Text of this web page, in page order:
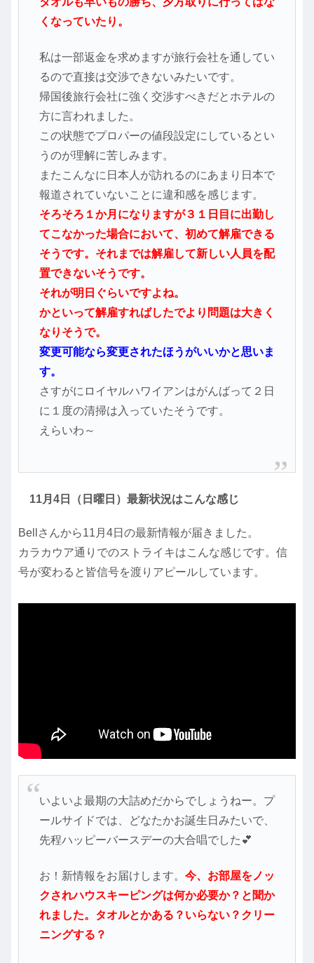
くなっていたり。
私は一部返金を求めますが旅行会社を通してい
るので直接は交渉できないみたいです。
帰国後旅行会社に強く交渉すべきだとホテルの
方に言われました。
この状態でプロパーの値段設定にしているとい
うのが理解に苦しみます。
またこんなに日本人が訪れるのにあまり日本で
報道されていないことに違和感を感じます。
そろそろ１か月になりますが３１日目に出勤し
てこなかった場合において、初めて解雇できる
そうです。それまでは解雇して新しい人員を配
置できないそうです。
それが明日ぐらいですよね。
かといって解雇すればしたでより問題は大きく
なりそうで。
変更可能なら変更されたほうがいいかと思いま
す。
さすがにロイヤルハワイアンはがんばって２日
に１度の清掃は入っていたそうです。
えらいわ～
11月4日（日曜日）最新状況はこんな感じ
Bellさんから11月4日の最新情報が届きました。
カラカウア通りでのストライキはこんな感じです。信
号が変わると皆信号を渡りアピールしています。
いよいよ最期の大詰めだからでしょうねー。プ
ールサイドでは、どなたかお誕生日みたいで、
先程ハッピーバースデーの大合唱でした💕
お！新情報をお届けします。 今、お部屋をノッ
クされハウスキーピングは何か必要か？と聞か
れました。タオルとかある？いらない？クリー
ニングする？